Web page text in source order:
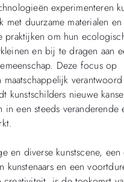
experimenteren
duurzame materialen en
praktijken om hun
en bij te dragen aan
Deze focus op
maatschappelijk verantwoord
kunstschilders nieuwe
in een steeds veranderende
en diverse kunstscene,
kunstenaars en een